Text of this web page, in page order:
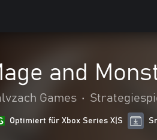
and
Games •
Optimiert für Xbox Series X|S